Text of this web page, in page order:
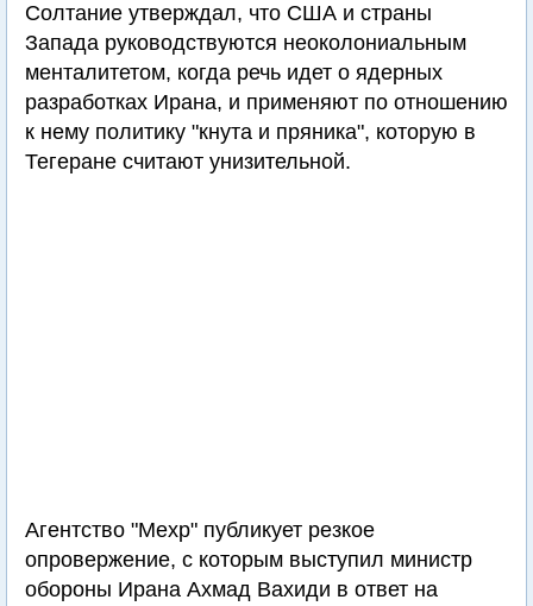
Солтание утверждал, что США и страны
Запада руководствуются неоколониальным
менталитетом, когда речь идет о ядерных
разработках Ирана, и применяют по отношению
к нему политику "кнута и пряника", которую в
Тегеране считают унизительной.
Агентство "Мехр" публикует резкое
опровержение, с которым выступил министр
обороны Ирана Ахмад Вахиди в ответ на